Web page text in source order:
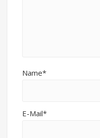
Name*
E-Mail*